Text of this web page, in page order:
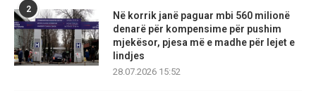
2
Në korrik janë paguar mbi 560 milionë
denarë për kompensime për pushim
mjekësor, pjesa më e madhe për lejet e
lindjes
28.07.2026 15:52